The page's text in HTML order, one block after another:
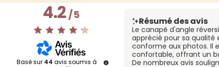
4.2/5
Basé sur 44 avis soumis à
Résumé des avis
Le canapé d'angle
apprécié pour sa qualité
conforme aux photos. Il
confortable, offrant un
De nombreux avis